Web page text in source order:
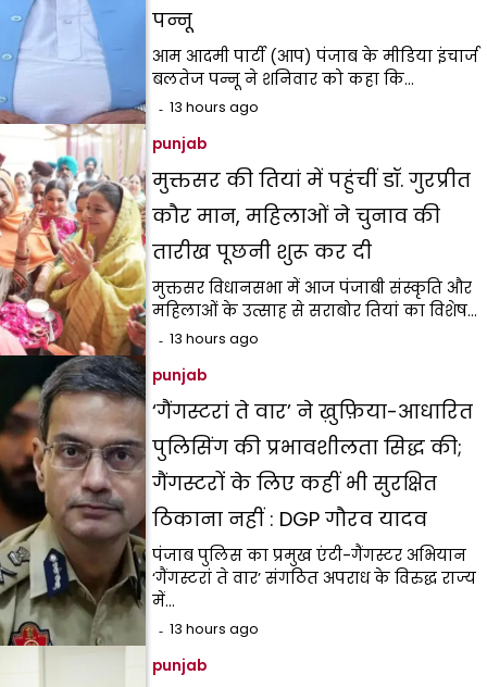
पन्नू
आम आदमी पार्टी (आप) पंजाब के मीडिया इंचार्ज
बलतेज पन्नू ने शनिवार को कहा कि…
13 hours ago
punjab
मुक्तसर की तियां में पहुंचीं डॉ. गुरप्रीत
कौर मान, महिलाओं ने चुनाव की
तारीख पूछनी शुरू कर दी
मुक्तसर विधानसभा में आज पंजाबी संस्कृति और
महिलाओं के उत्साह से सराबोर तियां का विशेष…
13 hours ago
punjab
‘गैंगस्टरां ते वार’ ने ख़ुफ़िया-आधारित
पुलिसिंग की प्रभावशीलता सिद्ध की;
गैंगस्टरों के लिए कहीं भी सुरक्षित
ठिकाना नहीं : DGP गौरव यादव
पंजाब पुलिस का प्रमुख एंटी-गैंगस्टर अभियान
‘गैंगस्टरां ते वार’ संगठित अपराध के विरुद्ध राज्य
में…
13 hours ago
punjab